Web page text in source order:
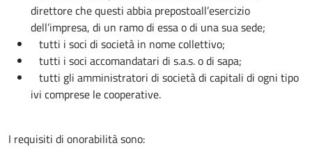
direttore che questi abbia prepostoall’esercizio
dell’impresa, di un ramo di essa o di una sua sede;
tutti i soci di società in nome collettivo;
tutti i soci accomandatari di s.a.s. o di sapa;
tutti gli amministratori di società di capitali di ogni tipo
ivi comprese le cooperative.
I requisiti di onorabilità sono: